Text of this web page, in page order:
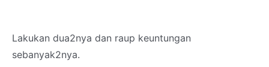
Lakukan dua2nya dan raup keuntungan
sebanyak2nya.